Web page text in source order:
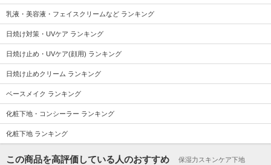
乳液・美容液・フェイスクリームなど ランキング
日焼け対策・UVケア ランキング
日焼け止め・UVケア(顔用) ランキング
日焼け止めクリーム ランキング
ベースメイク ランキング
化粧下地・コンシーラー ランキング
化粧下地 ランキング
この商品を高評価している人のおすすめ 保湿力スキンケア下地